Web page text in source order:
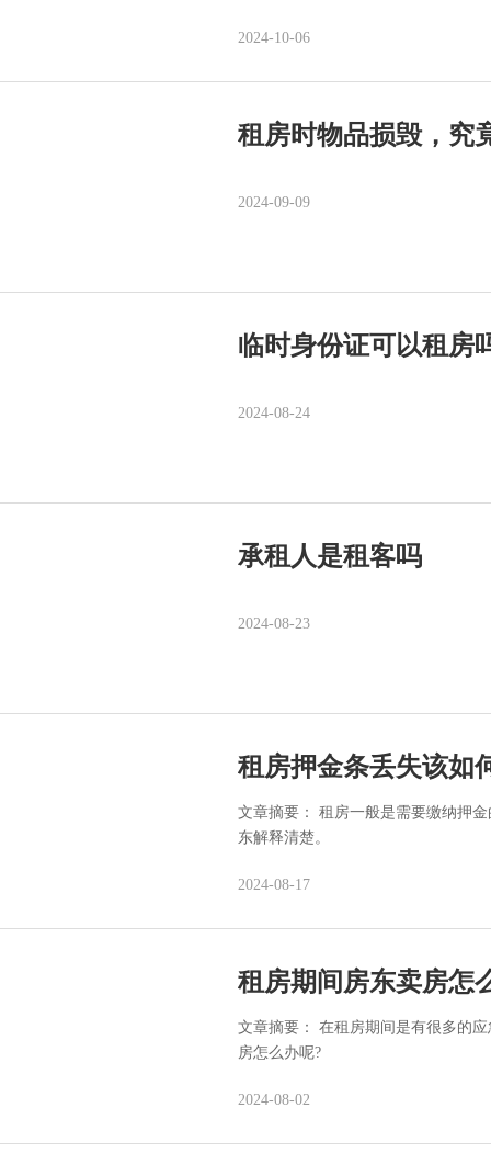
2024-10-06
租房时物品损毁，究
2024-09-09
临时身份证可以租房
2024-08-24
承租人是租客吗
2024-08-23
租房押金条丢失该如
文章摘要： 租房一般是需要缴纳押
东解释清楚。
2024-08-17
租房期间房东卖房怎
文章摘要： 在租房期间是有很多的
房怎么办呢?
2024-08-02